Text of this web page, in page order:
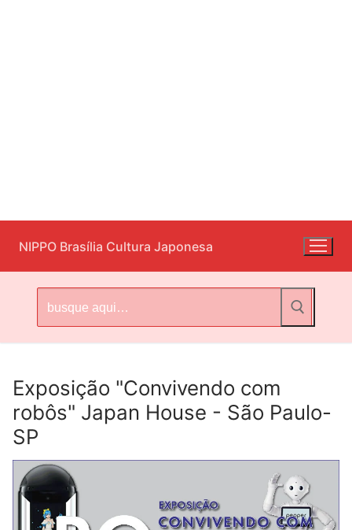
para
o
conteúdo
NIPPO Brasília Cultura Japonesa
por:
Exposição "Convivendo com
robôs" Japan House - São Paulo-
SP